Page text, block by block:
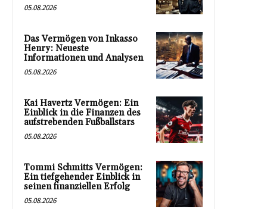
05.08.2026
Das Vermögen von Inkasso
Henry: Neueste
Informationen und Analysen
05.08.2026
Kai Havertz Vermögen: Ein
Einblick in die Finanzen des
aufstrebenden Fußballstars
05.08.2026
Tommi Schmitts Vermögen:
Ein tiefgehender Einblick in
seinen finanziellen Erfolg
05.08.2026